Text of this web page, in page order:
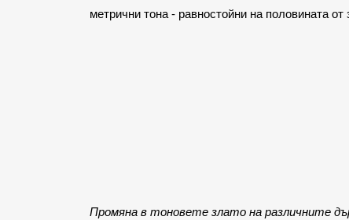
метрични тона - равностойни на половината
Промяна в тоновете злато на различните